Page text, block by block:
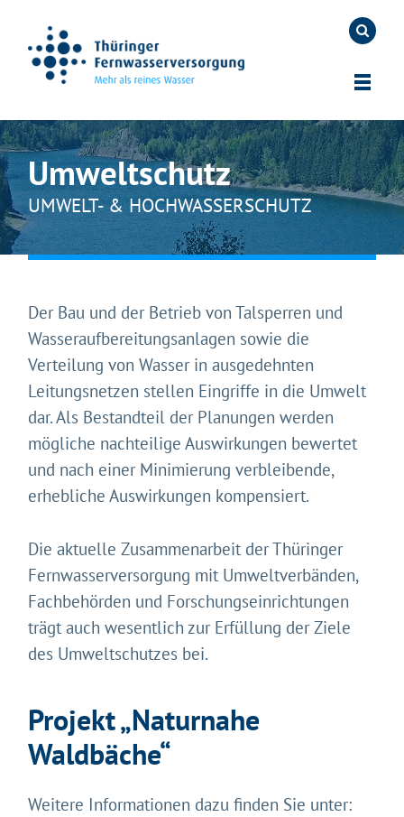
Umweltschutz
UMWELT- & HOCHWASSERSCHUTZ
Der Bau und der Betrieb von Talsperren und
Wasseraufbereitungsanlagen sowie die
Verteilung von Wasser in ausgedehnten
Leitungsnetzen stellen Eingriffe in die Umwelt
dar. Als Bestandteil der Planungen werden
mögliche nachteilige Auswirkungen bewertet
und nach einer Minimierung verbleibende,
erhebliche Auswirkungen kompensiert.
Die aktuelle Zusammenarbeit der Thüringer
Fernwasserversorgung mit Umweltverbänden,
Fachbehörden und Forschungseinrichtungen
trägt auch wesentlich zur Erfüllung der Ziele
des Umweltschutzes bei.
Projekt „Naturnahe
Waldbäche“
Weitere Informationen dazu finden Sie unter: